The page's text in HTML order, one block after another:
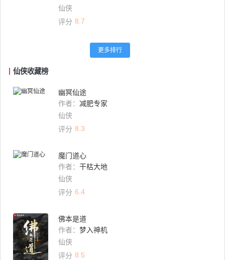
仙侠
评分 8.7
更多排行
仙侠收藏榜
幽冥仙途
作者： 减肥专家
仙侠
评分 8.3
魔门道心
作者： 干枯大地
仙侠
评分 6.4
佛本是道
作者： 梦入神机
仙侠
评分 8.5